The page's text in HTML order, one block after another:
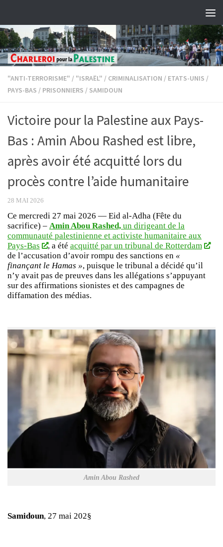
"ANTI-TERRORISME" / "ISRAËL" / CRIMINALISATION / ETATS-UNIS /
PAYS-BAS / PRISONNIERS / SAMIDOUN
Victoire pour la Palestine aux Pays-
Bas : Amin Abou Rashed est libre,
après avoir été acquitté lors du
procès contre l’aide humanitaire
28 MAI 2026
Ce mercredi 27 mai 2026 — Eid al-Adha (Fête du
sacrifice) – Amin Abou Rashed, un dirigeant de la
communauté palestinienne et activiste humanitaire aux
Pays-Bas
, a été acquitté par un tribunal de Rotterdam
de l’accusation d’avoir rompu des sanctions en «
finançant le Hamas », puisque le tribunal a décidé qu’il
n’y avait pas de preuves dans les allégations s’appuyant
sur des affirmations sionistes et des campagnes de
diffamation des médias.
Amin Abou Rashed
Samidoun, 27 mai 202§